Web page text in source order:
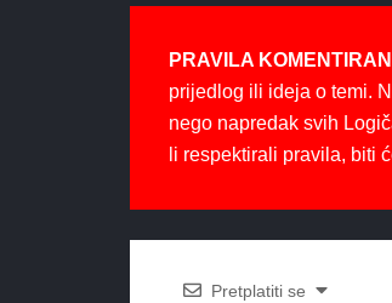
PRAVILA
prijedlog ili ideja o temi.
nego napredak svih
li respektirali pravila, biti
Pretplatiti se